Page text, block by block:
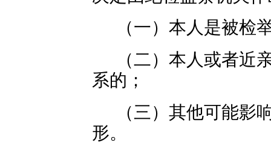
（一）本人是被检
（二）本人或者近
系的；
（三）其他可能影
形。